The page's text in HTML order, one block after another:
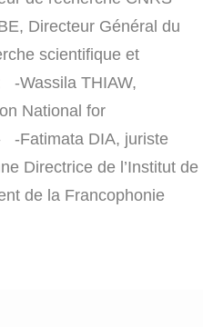
de recherche CNRS
Directeur Général du
scientifique et
-Wassila THIAW,
-Fatimata DIA, juriste
Directrice de l’Institut de
de la Francophonie